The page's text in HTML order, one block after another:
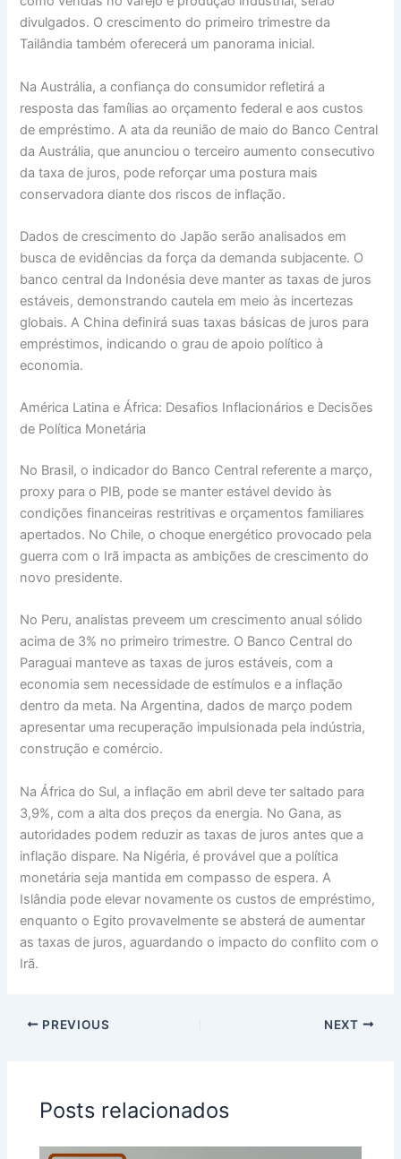
divulgados. O crescimento do primeiro trimestre da
Tailândia também oferecerá um panorama inicial.
Na Austrália, a confiança do consumidor refletirá a
resposta das famílias ao orçamento federal e aos custos
de empréstimo. A ata da reunião de maio do Banco Central
da Austrália, que anunciou o terceiro aumento consecutivo
da taxa de juros, pode reforçar uma postura mais
conservadora diante dos riscos de inflação.
Dados de crescimento do Japão serão analisados em
busca de evidências da força da demanda subjacente. O
banco central da Indonésia deve manter as taxas de juros
estáveis, demonstrando cautela em meio às incertezas
globais. A China definirá suas taxas básicas de juros para
empréstimos, indicando o grau de apoio político à
economia.
América Latina e África: Desafios Inflacionários e Decisões
de Política Monetária
No Brasil, o indicador do Banco Central referente a março,
proxy para o PIB, pode se manter estável devido às
condições financeiras restritivas e orçamentos familiares
apertados. No Chile, o choque energético provocado pela
guerra com o Irã impacta as ambições de crescimento do
novo presidente.
No Peru, analistas preveem um crescimento anual sólido
acima de 3% no primeiro trimestre. O Banco Central do
Paraguai manteve as taxas de juros estáveis, com a
economia sem necessidade de estímulos e a inflação
dentro da meta. Na Argentina, dados de março podem
apresentar uma recuperação impulsionada pela indústria,
construção e comércio.
Na África do Sul, a inflação em abril deve ter saltado para
3,9%, com a alta dos preços da energia. No Gana, as
autoridades podem reduzir as taxas de juros antes que a
inflação dispare. Na Nigéria, é provável que a política
monetária seja mantida em compasso de espera. A
Islândia pode elevar novamente os custos de empréstimo,
enquanto o Egito provavelmente se absterá de aumentar
as taxas de juros, aguardando o impacto do conflito com o
Irã.
PREVIOUS NEXT
Posts relacionados